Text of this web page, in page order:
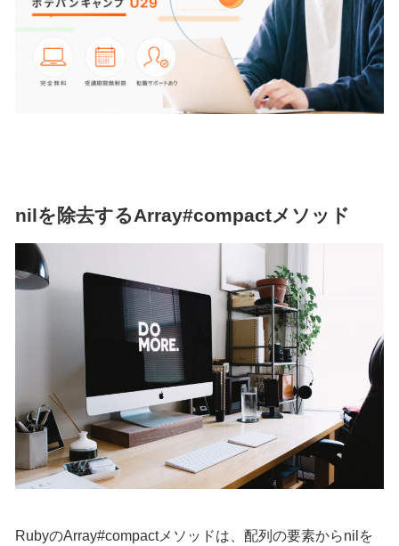
nilを除去するArray#compactメソッド
RubyのArray#compactメソッドは、配列の要素からnil を